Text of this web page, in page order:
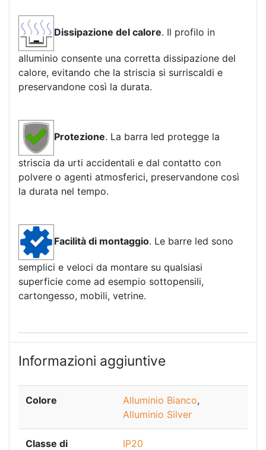
Dissipazione del calore. Il profilo in
alluminio consente una corretta dissipazione del
calore, evitando che la striscia si surriscaldi e
preservandone così la durata.
Protezione. La barra led protegge la
striscia da urti accidentali e dal contatto con
polvere o agenti atmosferici, preservandone così
la durata nel tempo.
Facilità di montaggio. Le barre led sono
semplici e veloci da montare su qualsiasi
superficie come ad esempio sottopensili,
cartongesso, mobili, vetrine.
Informazioni aggiuntive
Colore Alluminio Bianco,
Alluminio Silver
Classe di
IP20